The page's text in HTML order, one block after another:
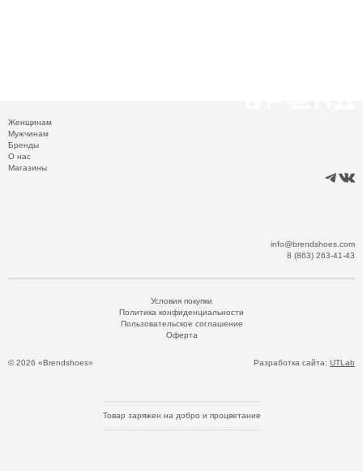
Женщинам
Мужчинам
Бренды
О нас
Магазины
info@brendshoes.com
8 (863) 263-41-43
© 2026 «Brendshoes»
Условия покупки
Политика конфиденциальности
Пользовательское соглашение
Оферта
Разработка сайта: UTLab
Товар заряжен на добро и процветание